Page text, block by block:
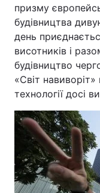
призму
будівництва
день
висотників і
будівництво
«Світ
технології досі